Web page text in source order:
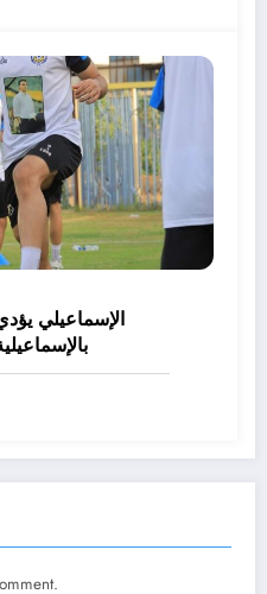
الإسماعيلي يؤدي